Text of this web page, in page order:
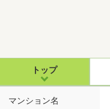
トップ
マンション名